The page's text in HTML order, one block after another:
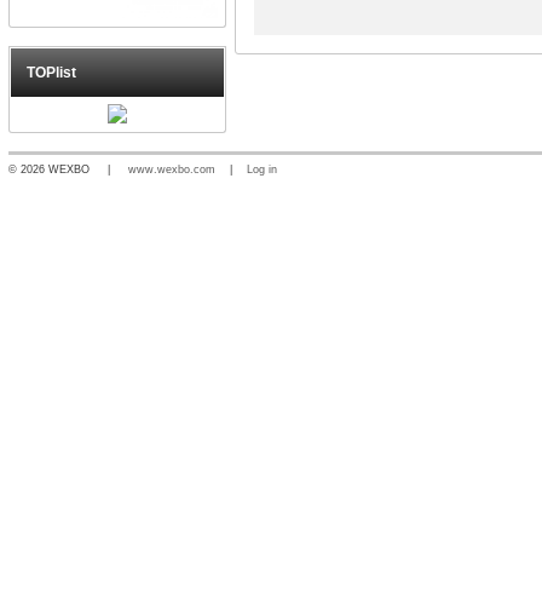
TOPlist
© 2026 WEXBO | www.wexbo.com Log in